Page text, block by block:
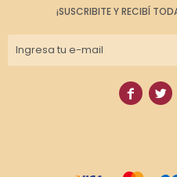
¡SUSCRIBITE Y RECIBÍ
 